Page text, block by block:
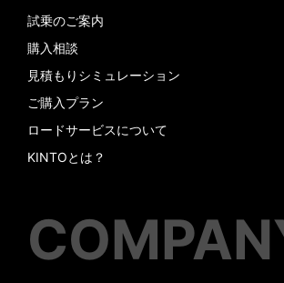
試乗のご案内
購入相談
見積もりシミュレーション
ご購入プラン
ロードサービスについて
KINTOとは？